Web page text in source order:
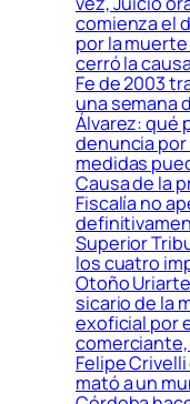
comienza el
por la
cerró la
Fe de 2003
una semana
Álvarez: qué
denuncia
medidas
Causa de la
Fiscalía no
Superior
los cuatro
Otoño
sicario de la
exoficial por
Felipe
mató a un